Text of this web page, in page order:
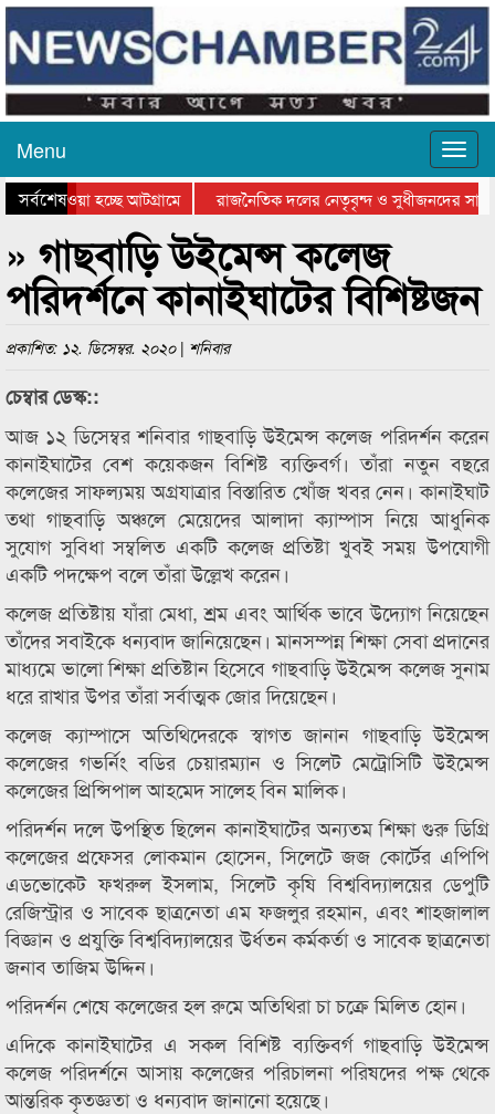
Menu
সর্বশেষ
যাওয়া হচ্ছে আটগ্রামে
রাজনৈতিক দলের নেতৃবৃন্দ ও সুধীজনদের সাথে
পুরস্কার বিতরণ সম্পন্ন
» গাছবাড়ি উইমেন্স কলেজ
পরিদর্শনে কানাইঘাটের বিশিষ্টজন
প্রকাশিত: ১২. ডিসেম্বর. ২০২০ | শনিবার
চেম্বার ডেস্ক::
আজ ১২ ডিসেম্বর শনিবার গাছবাড়ি উইমেন্স কলেজ পরিদর্শন করেন
কানাইঘাটের বেশ কয়েকজন বিশিষ্ট ব্যক্তিবর্গ। তাঁরা নতুন বছরে
কলেজের সাফল্যময় অগ্রযাত্রার বিস্তারিত খোঁজ খবর নেন। কানাইঘাট
তথা গাছবাড়ি অঞ্চলে মেয়েদের আলাদা ক্যাম্পাস নিয়ে আধুনিক
সুযোগ সুবিধা সম্বলিত একটি কলেজ প্রতিষ্টা খুবই সময় উপযোগী
একটি পদক্ষেপ বলে তাঁরা উল্লেখ করেন।
কলেজ প্রতিষ্টায় যাঁরা মেধা, শ্রম এবং আর্থিক ভাবে উদ্যোগ নিয়েছেন
তাঁদের সবাইকে ধন্যবাদ জানিয়েছেন। মানসম্পন্ন শিক্ষা সেবা প্রদানের
মাধ্যমে ভালো শিক্ষা প্রতিষ্টান হিসেবে গাছবাড়ি উইমেন্স কলেজ সুনাম
ধরে রাখার উপর তাঁরা সর্বাত্মক জোর দিয়েছেন।
কলেজ ক্যাম্পাসে অতিথিদেরকে স্বাগত জানান গাছবাড়ি উইমেন্স
কলেজের গভর্নিং বডির চেয়ারম্যান ও সিলেট মেট্রোসিটি উইমেন্স
কলেজের প্রিন্সিপাল আহমেদ সালেহ বিন মালিক।
পরিদর্শন দলে উপস্থিত ছিলেন কানাইঘাটের অন্যতম শিক্ষা গুরু ডিগ্রি
কলেজের প্রফেসর লোকমান হোসেন, সিলেটে জজ কোর্টের এপিপি
এডভোকেট ফখরুল ইসলাম, সিলেট কৃষি বিশ্ববিদ্যালয়ের ডেপুটি
রেজিস্ট্রার ও সাবেক ছাত্রনেতা এম ফজলুর রহমান, এবং শাহজালাল
বিজ্ঞান ও প্রযুক্তি বিশ্ববিদ্যালয়ের উর্ধতন কর্মকর্তা ও সাবেক ছাত্রনেতা
জনাব তাজিম উদ্দিন।
পরিদর্শন শেষে কলেজের হল রুমে অতিথিরা চা চক্রে মিলিত হোন।
এদিকে কানাইঘাটের এ সকল বিশিষ্ট ব্যক্তিবর্গ গাছবাড়ি উইমেন্স
কলেজ পরিদর্শনে আসায় কলেজের পরিচালনা পরিষদের পক্ষ থেকে
আন্তরিক কৃতজ্ঞতা ও ধন্যবাদ জানানো হয়েছে।